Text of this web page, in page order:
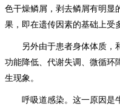
色干燥鳞屑，剥去鳞屑有明显
果，即在遗传因素的基础上受
另外由于患者身体体质，和
功能降低、代谢失调、微循环
生现象。
呼吸道感染。这一原因是牛